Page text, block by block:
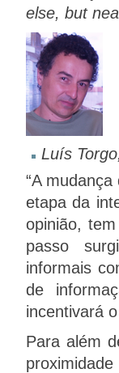
else, but
Luís
“A
etapa da
opinião,
passo
informais
de
incentivará
Para além